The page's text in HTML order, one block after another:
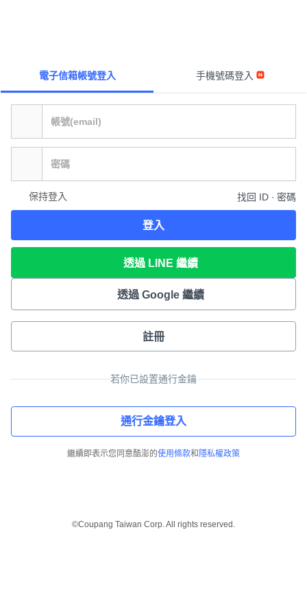
電子信箱帳號登入 手機號碼登入
保持登入 找回 ID ∙ 密碼
登入
透過 LINE 繼續
透過 Google 繼續
註冊
若你已設置通行金鑰
通行金鑰登入
繼續即表示您同意酷澎的使用條款和 隱私權政策
©Coupang Taiwan Corp. All rights reserved.